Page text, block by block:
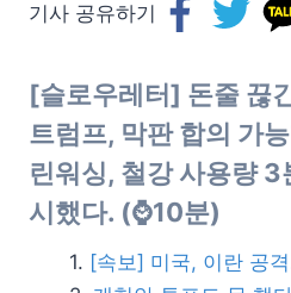
기사 공유하기
[슬로우레터] 돈줄 끊
트럼프, 막판 합의 가
린워싱, 철강 사용량 3
시했다. (⌚10분)
[속보] 미국, 이란 공